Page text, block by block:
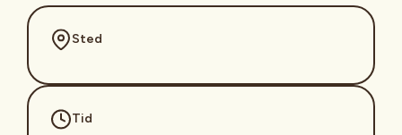
Sted
Tid